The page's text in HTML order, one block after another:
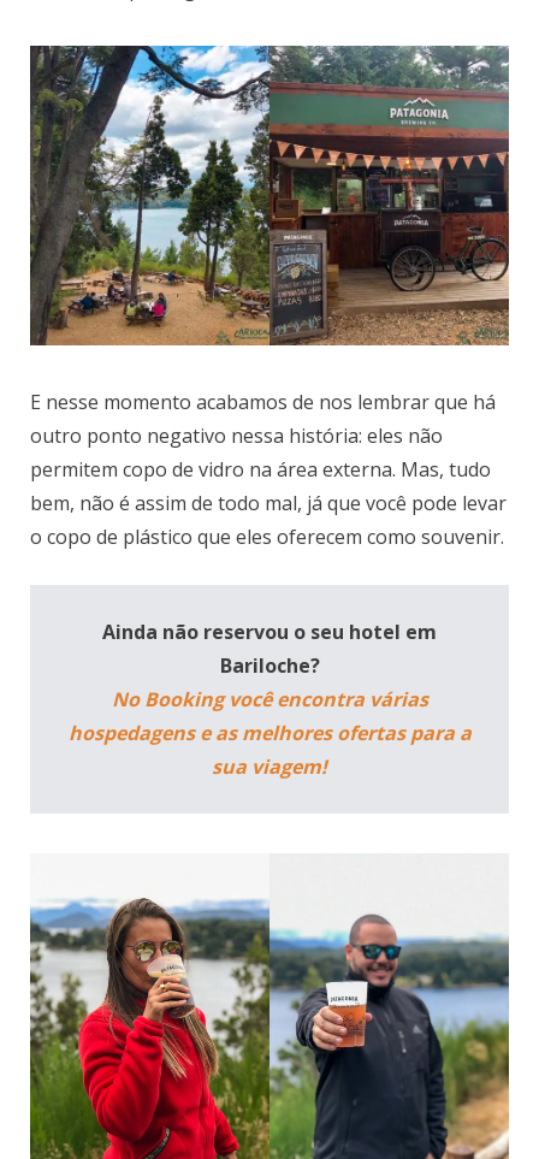
E nesse momento acabamos de nos lembrar que há
outro ponto negativo nessa história: eles não
permitem copo de vidro na área externa. Mas, tudo
bem, não é assim de todo mal, já que você pode levar
o copo de plástico que eles oferecem como souvenir.
Ainda não reservou o seu hotel em
Bariloche?
No Booking você encontra várias
hospedagens e as melhores ofertas para a
sua viagem!